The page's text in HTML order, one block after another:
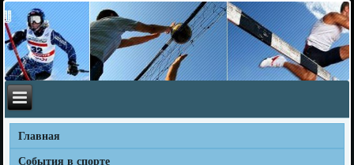
Главная
События в спорте